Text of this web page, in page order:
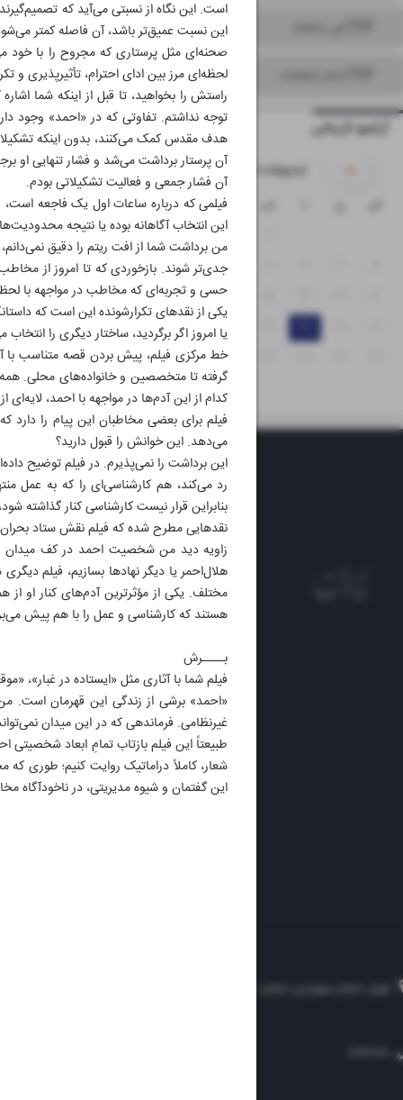
است. این نگاه از نسبتی می‌آید که
این نسبت عمیق‌تر باشد، آن فاصله کمتر
صحنه‌ای مثل پرستاری که مجروح را با خود
لحظه‌ای مرز بین ادای احترام، تأثیرپذیری و
راستش را بخواهید، تا قبل از اینکه شما
توجه نداشتم. تفاوتی که در «احمد» وجود
هدف مقدس کمک می‌کنند، بدون اینکه
آن پرستار برداشت می‌شد و فشار تنهایی او
آن فشار جمعی و فعالیت تشکیلاتی بودم.
فیلمی که درباره ساعات اول یک فاجعه
این انتخاب آگاهانه بوده یا نتیجه
من برداشت شما از افت ریتم را دقیق
جدی‌تر شوند. بازخوردی که تا امروز از
حسی و تجربه‌ای که مخاطب در مواجهه با
یکی از نقدهای تکرارشونده این است که
یا امروز اگر برگردید، ساختار دیگری را انتخاب
خط مرکزی فیلم، پیش‌ بردن قصه متناسب با
گرفته تا متخصصین و خانواده‌های محلی.
کدام از این آدم‌ها در مواجهه با احمد،
فیلم برای بعضی مخاطبان این پیام را
می‌دهد. این خوانش را قبول دارید؟
این برداشت را نمی‌پذیرم. در فیلم توضیح
رد می‌کند، هم کارشناسی‌ای را که به عمل
بنابراین قرار نیست کارشناسی کنار گذاشته
نقدهایی مطرح شده که فیلم نقش ستاد
زاویه دید من شخصیت احمد در کف میدان
هلال‌احمر یا دیگر نهادها بسازیم، فیلم
مختلف. یکی از مؤثرترین آدم‌های کنار او
هستند که کارشناسی و عمل را با هم پیش
بــــرش
فیلم شما با آثاری مثل «ایستاده در
«احمد» برشی از زندگی این قهرمان است.
غیرنظامی. فرماندهی که در این میدان
طبیعتاً این فیلم بازتاب تمامِ ابعاد
شعار، کاملاً دراماتیک روایت کنیم؛
این گفتمان و شیوه مدیریتی، در ناخودآگاه
آرشیو تاریخی
۱۴۰۵ اردیبهشت
پ ج
۳
۴
۱۰
۱۱
۱۶ ۱۷
۱۸
۲۳ ۲۴
۲۵
۳۰ ۳۱
الوفاق
تهران، خیابان سهروردی، خیابان خرمشهر، نرسیده به مصلی، موسسه فرهنگی-مطبوعاتی ایران